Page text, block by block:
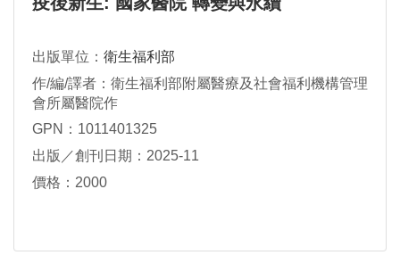
出版單位： 衛生福利部
作/編/譯者：衛生福利部附屬醫療及社會福利機構管理
會所屬醫院作
GPN：1011401325
出版／創刊日期：2025-11
價格：2000